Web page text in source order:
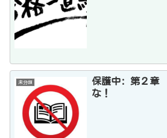
未分類
保護中: 第２章
な！